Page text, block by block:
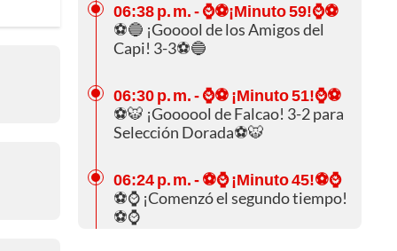
06:38 p. m.- ⌚⚽¡Minuto 59!⌚⚽
⚽🔵 ¡Gooool de los Amigos del
Capi! 3-3⚽🔵
06:30 p. m.- ⌚⚽ ¡Minuto 51!⌚⚽
⚽🐯 ¡Goooool de Falcao! 3-2 para
Selección Dorada⚽🐯
06:24 p. m.- ⚽⌚ ¡Minuto 45!⚽⌚
⚽⌚ ¡Comenzó el segundo tiempo!
⚽⌚